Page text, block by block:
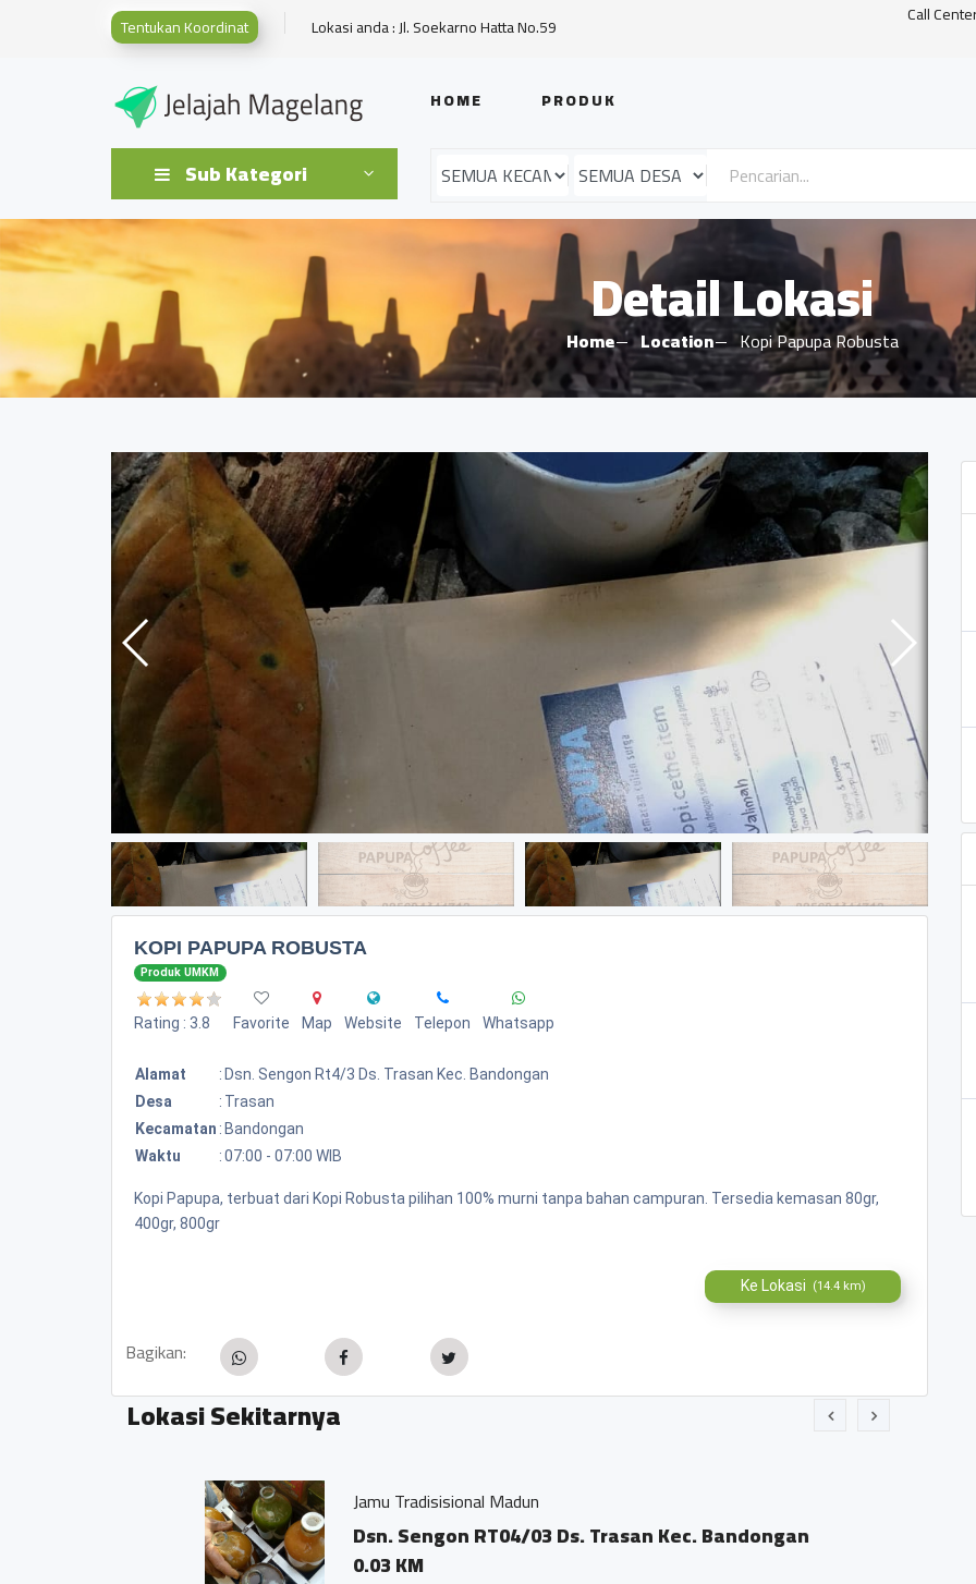
Tentukan Koordinat Lokasi anda : Jl. Soekarno Hatta No.59 Call
HOME PRODUK
Sub Kategori
Detail Lokasi
Home Location Kopi Papupa Robusta
KOPI PAPUPA ROBUSTA
Produk UMKM
Rating : 3.8 Favorite Map Website Telepon Whatsapp
Alamat : Dsn. Sengon Rt4/3 Ds. Trasan Kec. Bandongan
Desa
: Trasan
Kecamatan : Bandongan
Waktu
:07:00 - 07:00 WIB
Kopi Papupa, terbuat dari Kopi Robusta pilihan 100% murni tanpa bahan campuran. Tersedia kemasan 80gr,
400gr, 800gr
Ke Lokasi (14.4 km)
Bagikan:
Lokasi Sekitarnya
Jamu Tradisisional Madun
Dsn. Sengon RT04/03 Ds. Trasan Kec. Bandongan
0.03 KM